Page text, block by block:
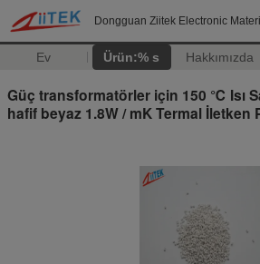
Dongguan Ziitek Electronic
Ev Ürün:% s Hakkımızda
Güç transformatörler için 150 ℃ Isı
hafif beyaz 1.8W / mK Termal İletken